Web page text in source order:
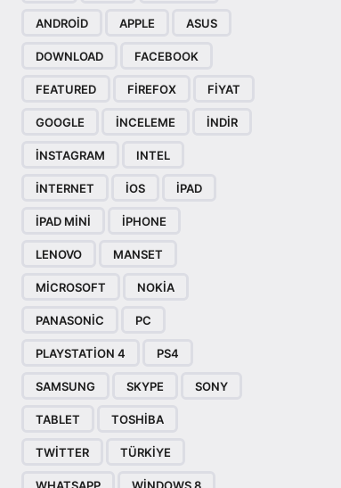
ANDROID APPLE ASUS
DOWNLOAD FACEBOOK
FEATURED FIREFOX FIYAT
GOOGLE INCELEME INDIR
INSTAGRAM INTEL
INTERNET IOS IPAD
IPAD MINI IPHONE
LENOVO MANSET
MICROSOFT NOKIA
PANASONIC PC
PLAYSTATION 4 PS4
SAMSUNG SKYPE SONY
TABLET TOSHIBA
TWITTER TÜRKIYE